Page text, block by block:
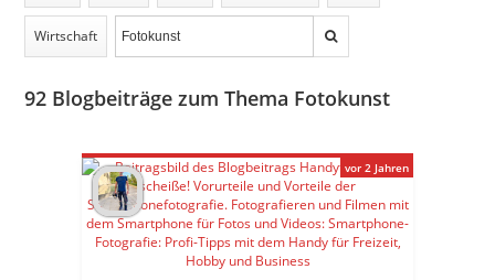
Wirtschaft
92 Blogbeiträge zum Thema Fotokunst
vor 2 Jahren